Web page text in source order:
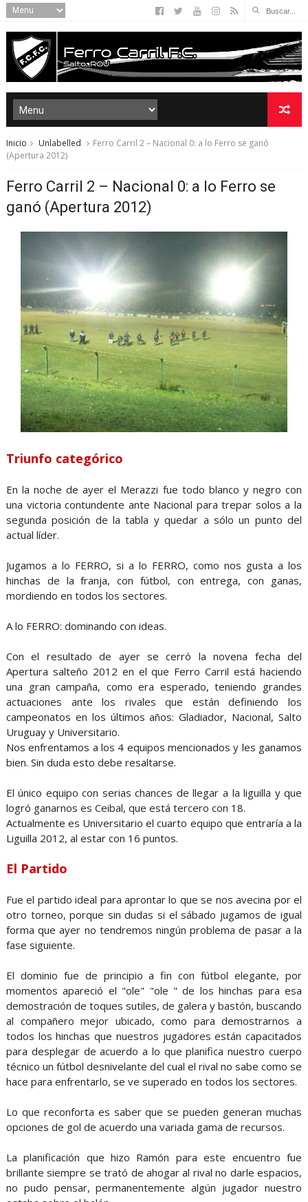
Inicio Unlabelled
Ferro Carril 2 – Nacional 0: a lo Ferro se ganó
(Apertura 2012)
Ferro Carril 2 – Nacional 0: a lo Ferro se
ganó (Apertura 2012)
Triunfo categórico
En la noche de ayer el Merazzi fue todo blanco y negro con
una victoria contundente ante Nacional para trepar solos a la
segunda posición de la tabla y quedar a sólo un punto del
actual líder.
Jugamos a lo FERRO, si a lo FERRO, como nos gusta a los
hinchas de la franja, con fútbol, con entrega, con ganas,
mordiendo en todos los sectores.
A lo FERRO: dominando con ideas.
Con el resultado de ayer se cerró la novena fecha del
Apertura salteño 2012 en el que Ferro Carril está haciendo
una gran campaña, como era esperado, teniendo grandes
actuaciones ante los rivales que están definiendo los
campeonatos en los últimos años: Gladiador, Nacional, Salto
Uruguay y Universitario.
Nos enfrentamos a los 4 equipos mencionados y les ganamos
bien. Sin duda esto debe resaltarse.
El único equipo con serias chances de llegar a la liguilla y que
logró ganarnos es Ceibal, que está tercero con 18.
Actualmente es Universitario el cuarto equipo que entraría a la
Liguilla 2012, al estar con 16 puntos.
El Partido
Fue el partido ideal para aprontar lo que se nos avecina por el
otro torneo, porque sin dudas si el sábado jugamos de igual
forma que ayer no tendremos ningún problema de pasar a la
fase siguiente.
El dominio fue de principio a fin con fútbol elegante, por
momentos apareció el "ole" "ole " de los hinchas para esa
demostración de toques sutiles, de galera y bastón, buscando
al compañero mejor ubicado, como para demostrarnos a
todos los hinchas que nuestros jugadores están capacitados
para desplegar de acuerdo a lo que planifica nuestro cuerpo
técnico un fútbol desnivelante del cual el rival no sabe como se
hace para enfrentarlo, se ve superado en todos los sectores.
Lo que reconforta es saber que se pueden generan muchas
opciones de gol de acuerdo una variada gama de recursos.
La planificación que hizo Ramón para este encuentro fue
brillante siempre se trató de ahogar al rival no darle espacios,
no pudo pensar, permanentemente algún jugador nuestro